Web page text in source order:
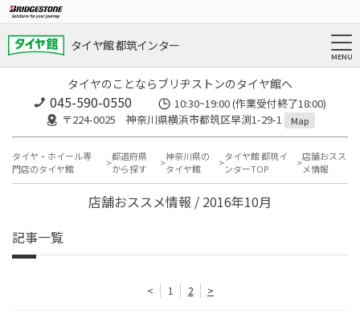
タイヤ館 都筑インター
タイヤのことならブリヂストンのタイヤ館へ
045-590-0550
10:30~19:00 (作業受付終了18:00)
〒224-0025 神奈川県横浜市都筑区早渕1-29-1
Map
タイヤ・ホイール専
門店のタイヤ館
都道府県
から探す
神奈川県の
タイヤ館
タイヤ館 都筑イ
ンターTOP
店舗おスス
メ情報
店舗おススメ情報 / 2016年10月
記事一覧
< 1 2 >